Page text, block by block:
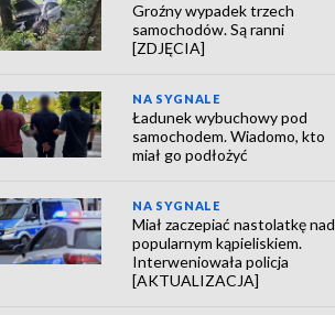
Groźny wypadek trzech
samochodów. Są ranni
[ZDJĘCIA]
NA SYGNALE
Ładunek wybuchowy pod
samochodem. Wiadomo, kto
miał go podłożyć
NA SYGNALE
Miał zaczepiać nastolatkę nad
popularnym kąpieliskiem.
Interweniowała policja
[AKTUALIZACJA]